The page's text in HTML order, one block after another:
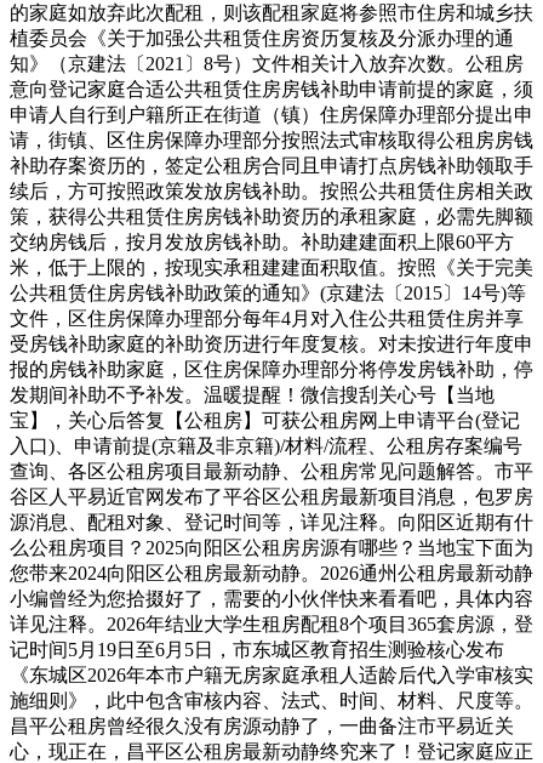
的家庭如放弃此次配租，则该配租家庭将参照市住房和城乡扶
植委员会《关于加强公共租赁住房资历复核及分派办理的通
知》（京建法〔2021〕8号）文件相关计入放弃次数。公租房
意向登记家庭合适公共租赁住房房钱补助申请前提的家庭，须
申请人自行到户籍所正在街道（镇）住房保障办理部分提出申
请，街镇、区住房保障办理部分按照法式审核取得公租房房钱
补助存案资历的，签定公租房合同且申请打点房钱补助领取手
续后，方可按照政策发放房钱补助。按照公共租赁住房相关政
策，获得公共租赁住房房钱补助资历的承租家庭，必需先脚额
交纳房钱后，按月发放房钱补助。补助建建面积上限60平方
米，低于上限的，按现实承租建建面积取值。按照《关于完美
公共租赁住房房钱补助政策的通知》(京建法〔2015〕14号)等
文件，区住房保障办理部分每年4月对入住公共租赁住房并享
受房钱补助家庭的补助资历进行年度复核。对未按进行年度申
报的房钱补助家庭，区住房保障办理部分将停发房钱补助，停
发期间补助不予补发。温暖提醒！微信搜刮关心号【当地
宝】，关心后答复【公租房】可获公租房网上申请平台(登记
入口)、申请前提(京籍及非京籍)/材料/流程、公租房存案编号
查询、各区公租房项目最新动静、公租房常见问题解答。市平
谷区人平易近官网发布了平谷区公租房最新项目消息，包罗房
源消息、配租对象、登记时间等，详见注释。向阳区近期有什
么公租房项目？2025向阳区公租房房源有哪些？当地宝下面为
您带来2024向阳区公租房最新动静。2026通州公租房最新动静
小编曾经为您拾掇好了，需要的小伙伴快来看看吧，具体内容
详见注释。2026年结业大学生租房配租8个项目365套房源，登
记时间5月19日至6月5日，市东城区教育招生测验核心发布
《东城区2026年本市户籍无房家庭承租人适龄后代入学审核实
施细则》，此中包含审核内容、法式、时间、材料、尺度等。
昌平公租房曾经很久没有房源动静了，一曲备注市平易近关
心，现正在，昌平区公租房最新动静终究来了！登记家庭应正